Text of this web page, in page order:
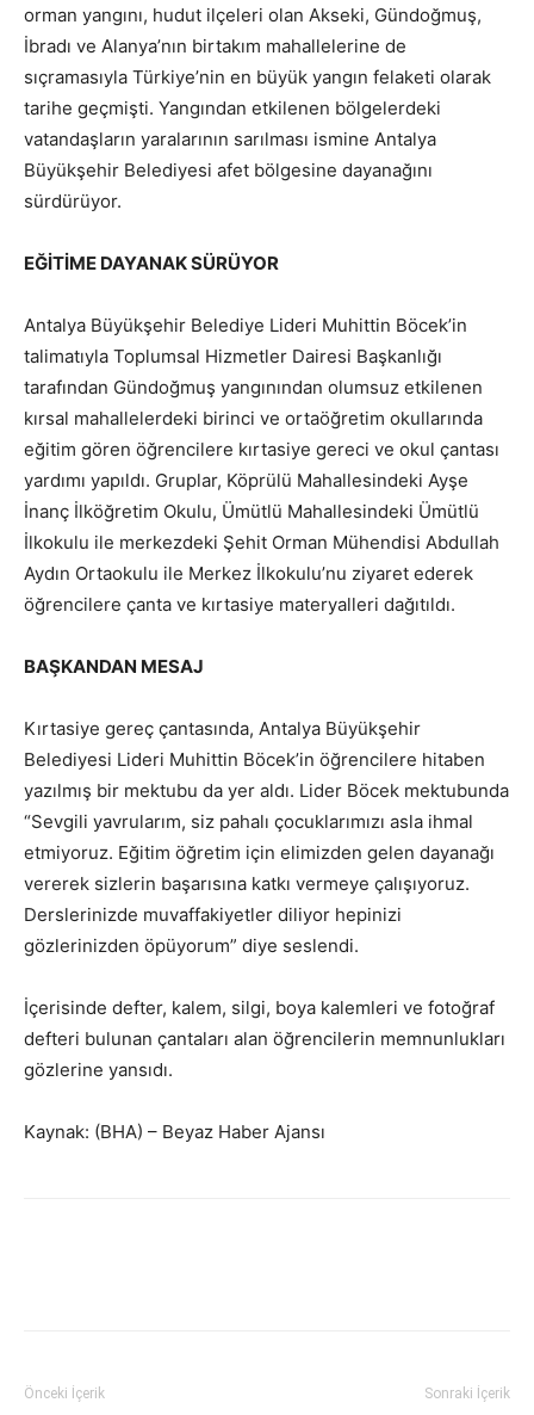
orman yangını, hudut ilçeleri olan Akseki, Gündoğmuş,
İbradı ve Alanya’nın birtakım mahallelerine de
sıçramasıyla Türkiye’nin en büyük yangın felaketi olarak
tarihe geçmişti. Yangından etkilenen bölgelerdeki
vatandaşların yaralarının sarılması ismine Antalya
Büyükşehir Belediyesi afet bölgesine dayanağını
sürdürüyor.
EĞİTİME DAYANAK SÜRÜYOR
Antalya Büyükşehir Belediye Lideri Muhittin Böcek’in
talimatıyla Toplumsal Hizmetler Dairesi Başkanlığı
tarafından Gündoğmuş yangınından olumsuz etkilenen
kırsal mahallelerdeki birinci ve ortaöğretim okullarında
eğitim gören öğrencilere kırtasiye gereci ve okul çantası
yardımı yapıldı. Gruplar, Köprülü Mahallesindeki Ayşe
İnanç İlköğretim Okulu, Ümütlü Mahallesindeki Ümütlü
İlkokulu ile merkezdeki Şehit Orman Mühendisi Abdullah
Aydın Ortaokulu ile Merkez İlkokulu’nu ziyaret ederek
öğrencilere çanta ve kırtasiye materyalleri dağıtıldı.
BAŞKANDAN MESAJ
Kırtasiye gereç çantasında, Antalya Büyükşehir
Belediyesi Lideri Muhittin Böcek’in öğrencilere hitaben
yazılmış bir mektubu da yer aldı. Lider Böcek mektubunda
“Sevgili yavrularım, siz pahalı çocuklarımızı asla ihmal
etmiyoruz. Eğitim öğretim için elimizden gelen dayanağı
vererek sizlerin başarısına katkı vermeye çalışıyoruz.
Derslerinizde muvaffakiyetler diliyor hepinizi
gözlerinizden öpüyorum” diye seslendi.
İçerisinde defter, kalem, silgi, boya kalemleri ve fotoğraf
defteri bulunan çantaları alan öğrencilerin memnunlukları
gözlerine yansıdı.
Kaynak: (BHA) – Beyaz Haber Ajansı
Önceki İçerik Sonraki İçerik